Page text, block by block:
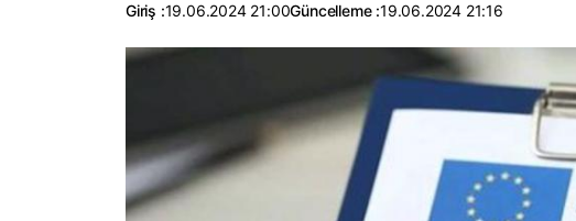
Giriş :19.06.2024 21:00Güncelleme :19.06.2024 21:16